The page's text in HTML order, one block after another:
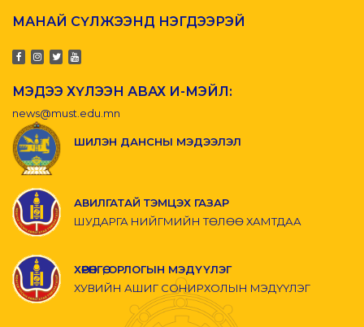
МАНАЙ СҮЛЖЭЭНД НЭГДЭЭРЭЙ
МЭДЭЭ ХҮЛЭЭН АВАХ И-МЭЙЛ:
news@must.edu.mn
ШИЛЭН ДАНСНЫ МЭДЭЭЛЭЛ
АВИЛГАТАЙ ТЭМЦЭХ ГАЗАР
ШУДАРГА НИЙГМИЙН ТӨЛӨӨ ХАМТДАА
ХӨРӨНГӨ, ОРЛОГЫН МЭДҮҮЛЭГ
ХУВИЙН АШИГ СОНИРХОЛЫН МЭДҮҮЛЭГ